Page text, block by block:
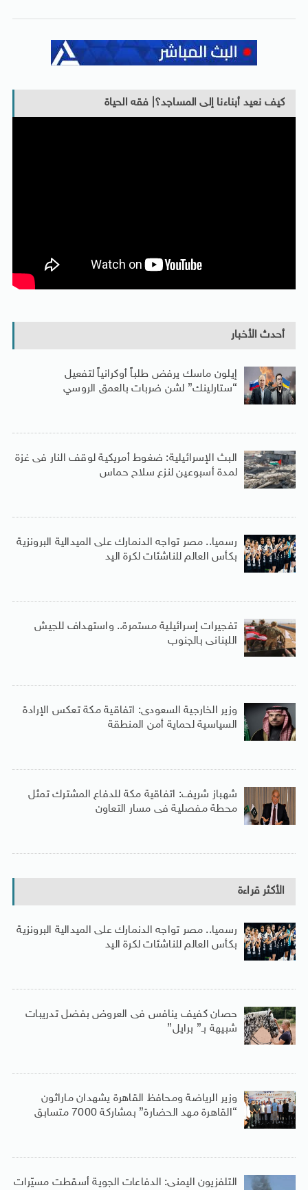
كيف نعيد أبناءنا إلى المساجد؟| فقه الحياة
أحدث الأخبار
إيلون ماسك يرفض طلباً أوكرانياً لتفعيل
“ستارلينك” لشن ضربات بالعمق الروسي
البث الإسرائيلية: ضغوط أمريكية لوقف النار فى غزة
لمدة أسبوعين لنزع سلاح حماس
رسميا.. مصر تواجه الدنمارك على الميدالية البرونزية
بكأس العالم للناشئات لكرة اليد
تفجيرات إسرائيلية مستمرة.. واستهداف للجيش
اللبنانى بالجنوب
وزير الخارجية السعودى: اتفاقية مكة تعكس الإرادة
السياسية لحماية أمن المنطقة
شهباز شريف: اتفاقية مكة للدفاع المشترك تمثل
محطة مفصلية فى مسار التعاون
الأكثر قراءة
رسميا.. مصر تواجه الدنمارك على الميدالية البرونزية
بكأس العالم للناشئات لكرة اليد
حصان كفيف ينافس فى العروض بفضل تدريبات
شبيهة بـ” برايل”
وزير الرياضة ومحافظ القاهرة يشهدان ماراثون
“القاهرة مهد الحضارة” بمشاركة 7000 متسابق
التلفزيون اليمنى: الدفاعات الجوية أسقطت مسيّرات